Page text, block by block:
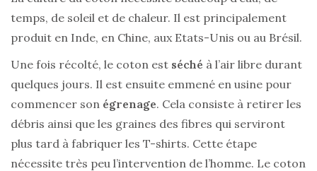
temps, de soleil et de chaleur. Il est principalement
produit en Inde, en Chine, aux Etats-Unis ou au Brésil.
Une fois récolté, le coton est séché à l’air libre durant
quelques jours. Il est ensuite emmené en usine pour
commencer son égrenage. Cela consiste à retirer les
débris ainsi que les graines des fibres qui serviront
plus tard à fabriquer les T-shirts. Cette étape
nécessite très peu l’intervention de l’homme. Le coton